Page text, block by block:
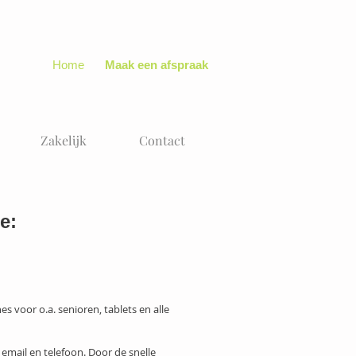
Home Maak een afspraak
Zakelijk Contact
voor o.a. senioren, tablets en alle
en telefoon. Door de snelle